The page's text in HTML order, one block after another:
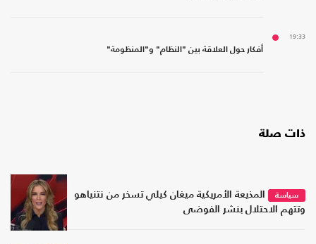
19:33
أفكار حول العلاقة بين "النظام" و"المنظومة"
ذات صلة
سياسة
المذيعة الأمريكية ميغان كيلي تسخر من نتنياهو
وتتهم الاحتلال بنشر الفوضى